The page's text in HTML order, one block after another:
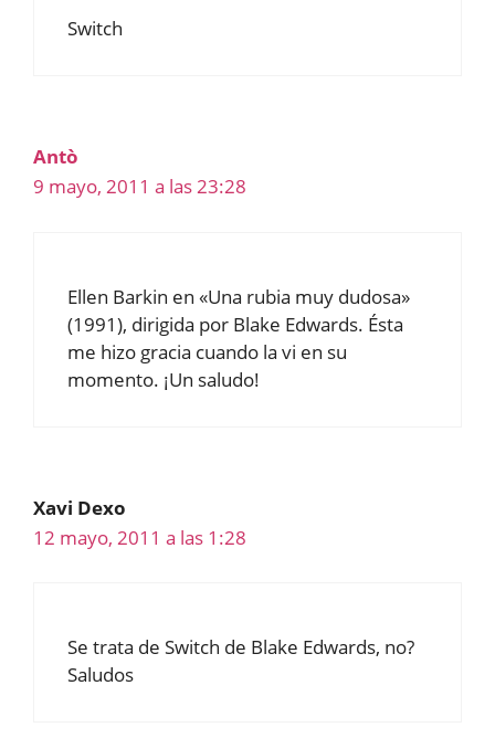
Switch
Antò
9 mayo, 2011 a las 23:28
Ellen Barkin en «Una rubia muy dudosa»
(1991), dirigida por Blake Edwards. Ésta
me hizo gracia cuando la vi en su
momento. ¡Un saludo!
Xavi Dexo
12 mayo, 2011 a las 1:28
Se trata de Switch de Blake Edwards, no?
Saludos